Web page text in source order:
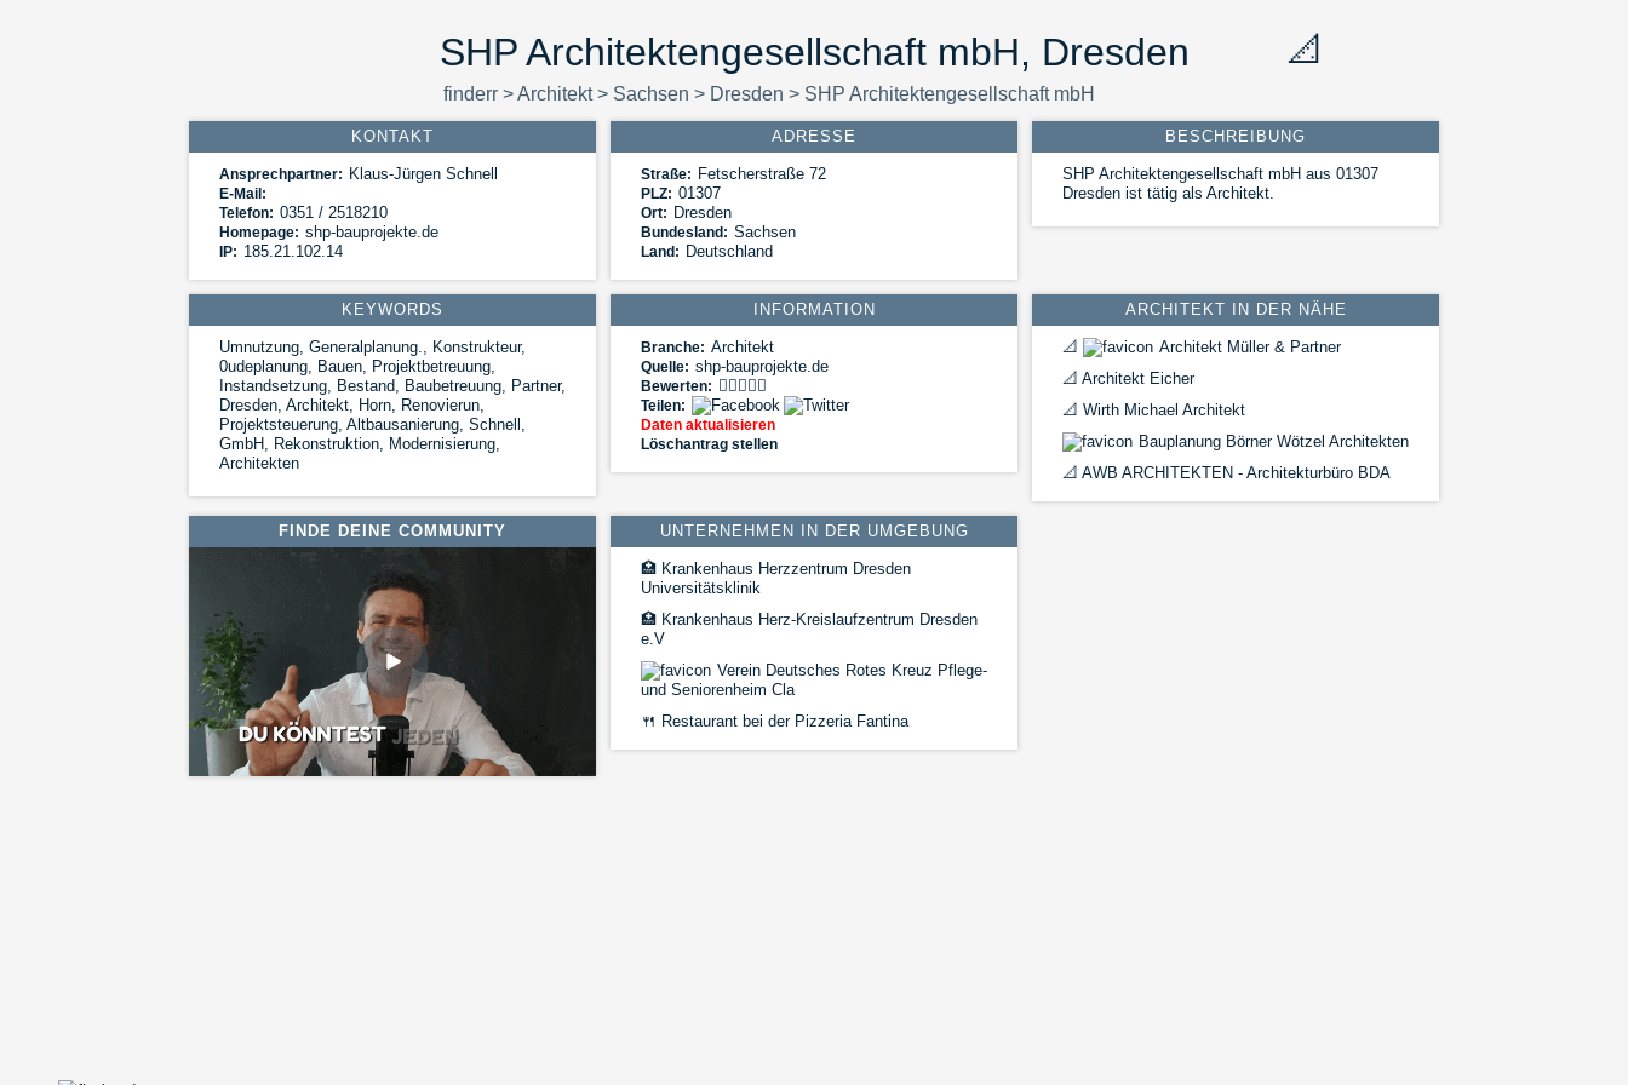
SHP Architektengesellschaft mbH, Dresden 📐
finderr>Architekt> Sachsen > Dresden > SHP Architektengesellschaft mbH
KONTAKT
Ansprechpartner: Klaus-Jürgen Schnell
E-Mail:
Telefon: 0351 / 2518210
Homepage: shp-bauprojekte.de
IP: 185.21.102.14
ADRESSE
Straße: Fetscherstraße 72
PLZ: 01307
Ort: Dresden
Bundesland: Sachsen
Land: Deutschland
BESCHREIBUNG
SHP Architektengesellschaft mbH aus 01307
Dresden ist tätig als Architekt.
KEYWORDS
Umnutzung, Generalplanung., Konstrukteur,
0udeplanung, Bauen, Projektbetreuung,
Instandsetzung, Bestand, Baubetreuung, Partner,
Dresden, Architekt, Horn, Renovierun,
Projektsteuerung, Altbausanierung, Schnell,
GmbH, Rekonstruktion, Modernisierung,
Architekten
INFORMATION
Branche: Architekt
Quelle: shp-bauprojekte.de
Bewerten:
Teilen:
Daten aktualisieren
Löschantrag stellen
ARCHITEKT IN DER NÄHE
📐
Architekt Müller & Partner
📐 Architekt Eicher
📐 Wirth Michael Architekt
Bauplanung Börner Wötzel Architekten
📐 AWB ARCHITEKTEN - Architekturbüro BDA
FINDE DEINE COMMUNITY UNTERNEHMEN IN DER UMGEBUNG
🏥 Krankenhaus Herzzentrum Dresden
Universitätsklinik
🏥 Krankenhaus Herz-Kreislaufzentrum Dresden
e.V
Verein Deutsches Rotes Kreuz Pflege-
und Seniorenheim Cla
🍴 Restaurant bei der Pizzeria Fantina